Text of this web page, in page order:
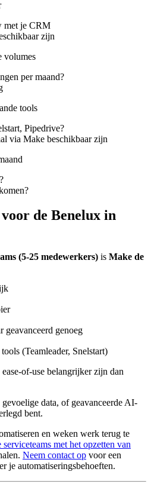
met je CRM
zijn
volumes
per maand?
tools
Pipedrive?
via Make beschikbaar zijn
de Benelux in
(5-25 medewerkers) is Make de
geavanceerd genoeg
(Teamleader, Snelstart)
of-use belangrijker zijn dan
data, of geavanceerde AI-
bent.
en weken werk terug te
met het opzetten van
Neem contact op voor een
je automatiseringsbehoeften.